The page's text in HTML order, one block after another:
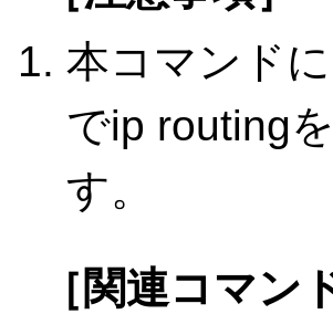
本コマンド
でip routing
す。
［関連コマン